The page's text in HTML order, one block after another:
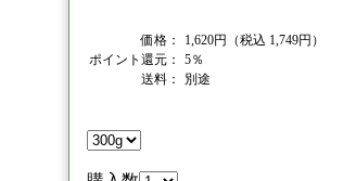
価格：
1,620円（税込 1,749円）
ポイント還元：
5％
送料：
別途